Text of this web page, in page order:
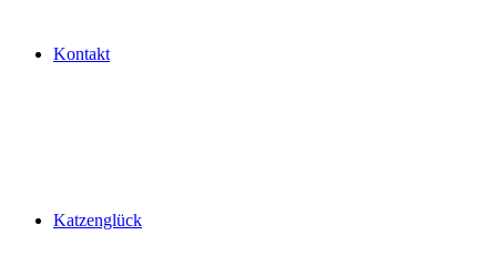
Kontakt
Katzenglück